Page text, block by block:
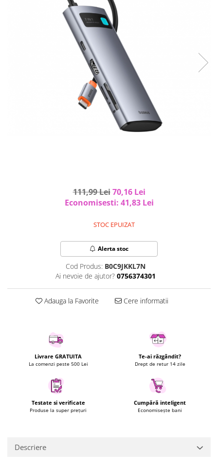
Curatenie si intretinere
Kit-uri automatizari porti si usi
Silicon, spume si solutii tehnice
Utilaje si materiale de constructii
Laptop, Tablete & Telefoane
Laptopuri si Accesorii
Wearable & Gadgeturi
Accesorii si piese masini spalat
rufe si uscatoare
Accesorii si piese masini spalat
Aparate Frigorifice
Aparate Racire Aer
Aragaze si cuptoare cu microunde
Fiare de calcat si masini de cusut
111,99 Lei 70,16 Lei
Economisesti: 41,83 Lei
STOC EPUIZAT
Alerta stoc
Cod Produs: B0C9JKKL7N
Ai nevoie de ajutor? 0756374301
Adauga la Favorite Cere informatii
Livrare GRATUITA
La comenzi peste 500 Lei
Te-ai răzgândit?
Drept de retur 14 zile
Testate si verificate
Produse la super prețuri
Cumpără inteligent
Economisește bani
Descriere